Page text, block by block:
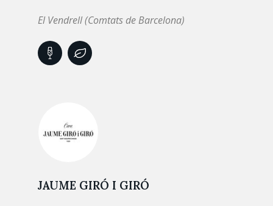
El Vendrell (Comtats de Barcelona)
JAUME GIRÓ I GIRÓ